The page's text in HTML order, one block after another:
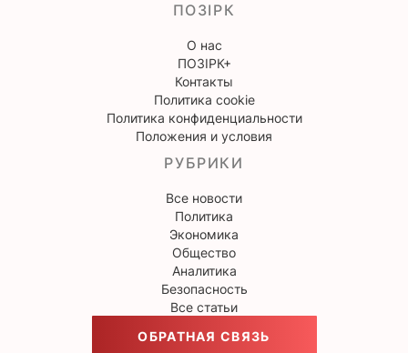
ПОЗІРК
О нас
ПОЗІРК+
Контакты
Политика cookie
Политика конфиденциальности
Положения и условия
РУБРИКИ
Все новости
Политика
Экономика
Общество
Аналитика
Безопасность
Все статьи
ОБРАТНАЯ СВЯЗЬ